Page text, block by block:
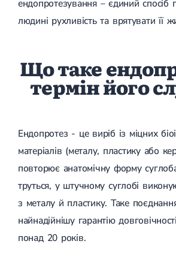
Синусова аритмія
Стенокардія
Вазоспастична стенокардія
Електрокардіограма (ЕКГ)
Кардіологія клімактеричного періоду
Симптоматична артеріальна
Терапія
Жовчнокам'яна
Лікування
Камені у жовчному
Панкреатит
Реактивний
Гострий панкреатит
Хронічний
Холецистит
ендопротезування – єдиний спосіб
людині рухливість та врятувати її
Що таке
термін його
Ендопротез - це виріб із міцних
матеріалів (металу, пластику або
повторює анатомічну форму
труться, у штучному суглобі
з металу й пластику. Таке
найнадійнішу гарантію
понад 20 років.